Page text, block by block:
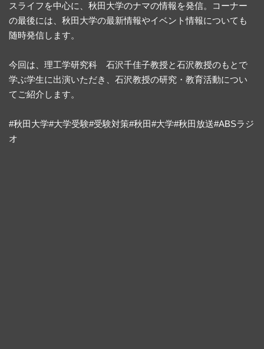
スライフを中心に、秋田大学のナマの情報を発信。コーナー
の最後には、秋田大学の最新情報やイベント情報についても
随時発信します。
今回は、理工学研究科 石沢千佳子教授と石沢教授のもとで
学ぶ学生に出演いただき、石沢教授の研究・教育活動につい
てご紹介します。
#秋田大学#大学受験#受験対策#秋田#大学#秋田放送#ABSラジ
オ